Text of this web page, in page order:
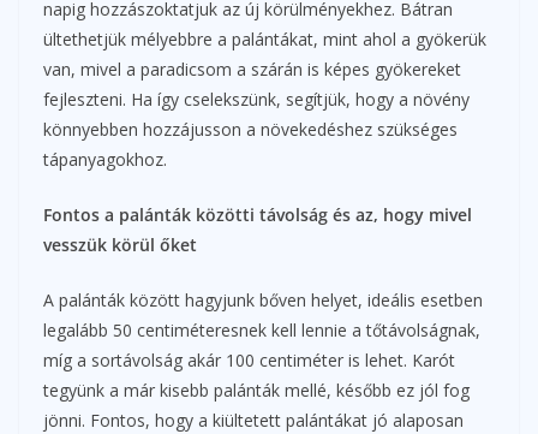
napig hozzászoktatjuk az új körülményekhez. Bátran
ültethetjük mélyebbre a palántákat, mint ahol a gyökerük
van, mivel a paradicsom a szárán is képes gyökereket
fejleszteni. Ha így cselekszünk, segítjük, hogy a növény
könnyebben hozzájusson a növekedéshez szükséges
tápanyagokhoz.
Fontos a palánták közötti távolság és az, hogy mivel
vesszük körül őket
A palánták között hagyjunk bőven helyet, ideális esetben
legalább 50 centiméteresnek kell lennie a tőtávolságnak,
míg a sortávolság akár 100 centiméter is lehet. Karót
tegyünk a már kisebb palánták mellé, később ez jól fog
jönni. Fontos, hogy a kiültetett palántákat jó alaposan